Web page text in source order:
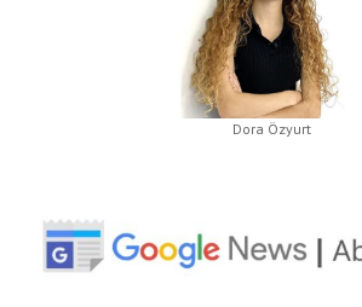
Dora Özyurt